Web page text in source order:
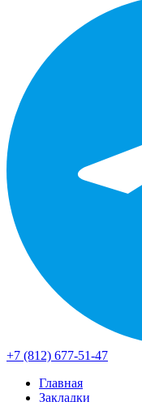
+7 (812) 677-51-47
Главная
Закладки